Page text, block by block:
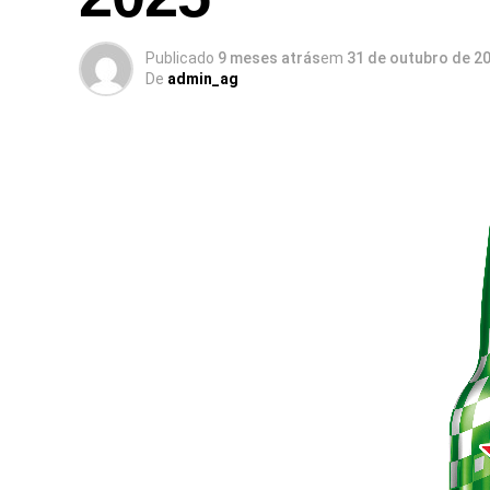
Publicado 9 meses atrásem 31 de outubro de
De admin_ag